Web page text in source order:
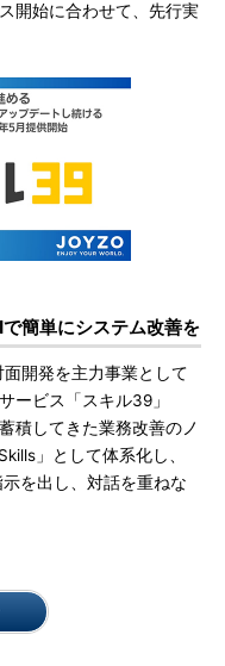
開始に合わせて、先行実
簡単にシステム改善を
開発を主力事業として
ービス「スキル39」
積してきた業務改善のノ
」として体系化し、
を出し、対話を重ねな